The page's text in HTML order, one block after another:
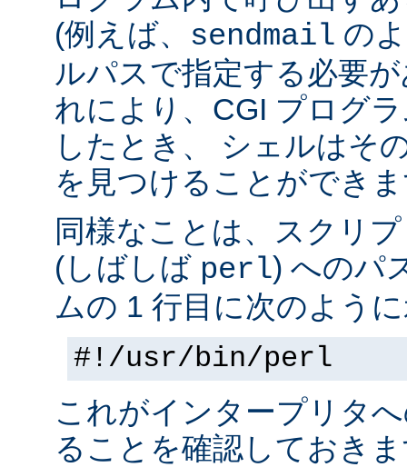
(例えば、 sendmail の
ルパスで指定する必要
れにより、CGI プログ
したとき、 シェルはそ
を見つけることができ
同様なことは、スクリ
(しばしば perl) へのパ
ムの 1 行目に次のよう
#!/usr/bin/perl
これがインタープリタ
ることを確認しておき